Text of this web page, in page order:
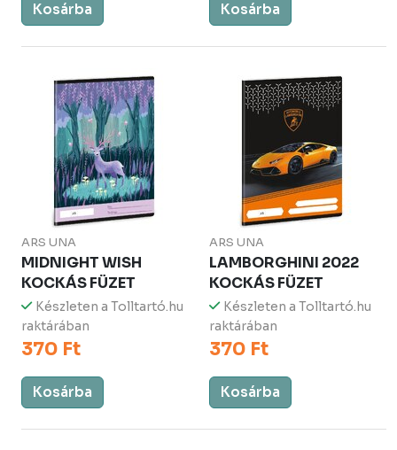
Kosárba Kosárba
ARS UNA
MIDNIGHT WISH
KOCKÁS FÜZET
Készleten a Tolltartó.hu
raktárában
370 Ft
Kosárba
ARS UNA
LAMBORGHINI 2022
KOCKÁS FÜZET
Készleten a Tolltartó.hu
raktárában
370 Ft
Kosárba